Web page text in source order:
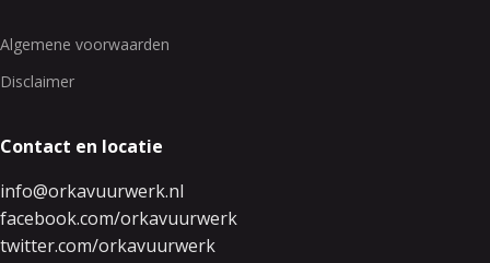
Algemene voorwaarden
Disclaimer
Contact en locatie
info@orkavuurwerk.nl
facebook.com/orkavuurwerk
twitter.com/orkavuurwerk